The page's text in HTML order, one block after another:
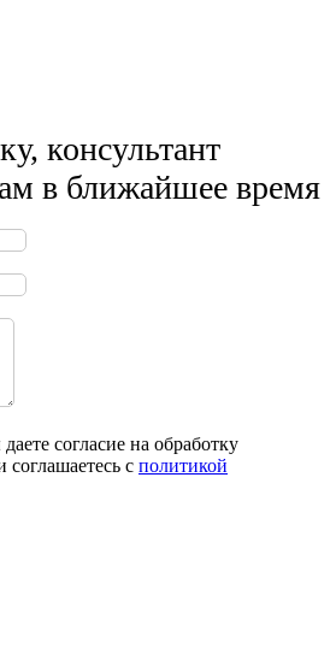
консультант
в ближайшее время
согласие на обработку
c политикой